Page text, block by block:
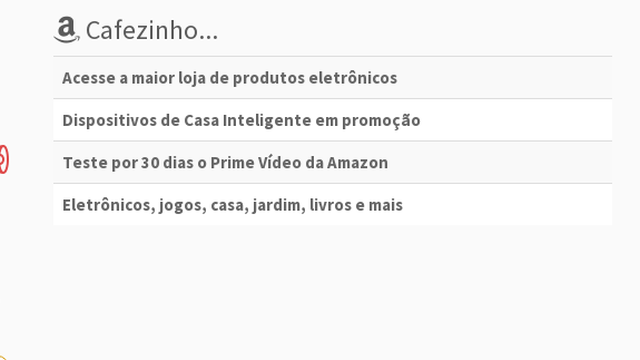
Cafezinho...
Acesse a maior loja de produtos eletrônicos
Dispositivos de Casa Inteligente em promoção
Teste por 30 dias o Prime Vídeo da Amazon
Eletrônicos, jogos, casa, jardim, livros e mais